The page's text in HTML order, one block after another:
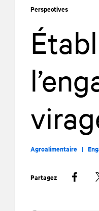
Perspectives
Agroalimentaire |
Partagez